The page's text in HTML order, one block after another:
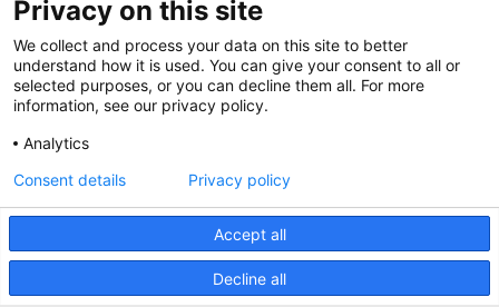
Magazine
Whitepapers
Specificatie Tools
Werken bij Minkels
Nieuws
Klantcases
Voorwaarden
Minkels maakt gebruik van cookies om ervoor
te zorgen dat u de beste ervaring op onze
website heeft. Functionele cookies zorgen voor
de juiste werking van de website en worden
altijd gebruikt. Daarnaast maakt Minkels
gebruik van analytische cookies, social media
cookies en cookies voor reclame & marketing.
Leeshiermeer over de verschillende soorten
cookies. Mocht u onze cookies (met
uitzondering van de functionele cookies) niet
willen accepteren, klik danhier.
Privacy on this site
We collect and process your data on this site to better
understand how it is used. You can give your consent to all or
selected purposes, or you can decline them all. For more
information, see our privacy policy.
Analytics
Accept all
Decline all
Consent details Privacy policy